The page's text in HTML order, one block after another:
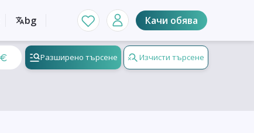
bg Качи обява
Разширено търсене Изчисти търсене